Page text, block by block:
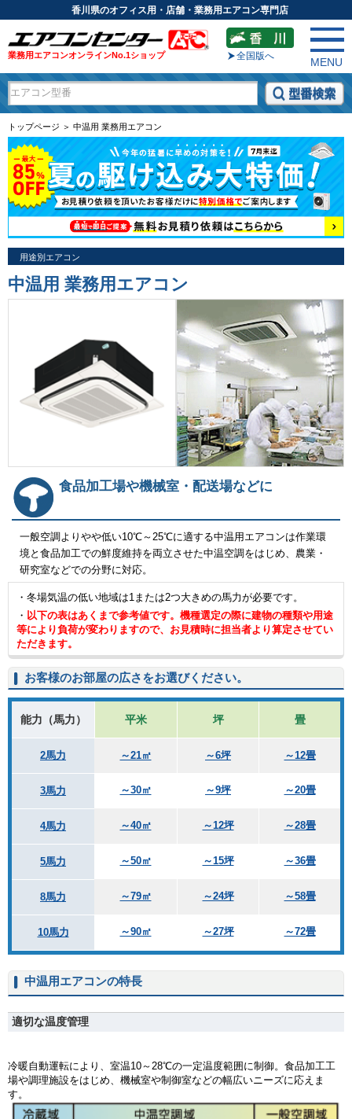
香川県のオフィス用・店舗・業務用エアコン専門店
業務用エアコンオンラインNo.1ショップ 全国版へ
MENU
トップページ ＞ 中温用 業務用エアコン
用途別エアコン
中温用 業務用エアコン
食品加工場や機械室・配送場などに
一般空調よりやや低い10℃～25℃に適する中温用エアコンは作業環
境と食品加工での鮮度維持を両立させた中温空調をはじめ、農業・
研究室などでの分野に対応。
・冬場気温の低い地域は1または2つ大きめの馬力が必要です。
・ 以下の表はあくまで参考値です。機種選定の際に建物の種類や用途
等により負荷が変わりますので、お見積時に担当者より算定させてい
ただきます。
お客様のお部屋の広さをお選びください。
能力（馬力） 平米 坪 畳
2馬力 ～21㎡ ～6坪 ～12畳
3馬力 ～30㎡ ～9坪 ～20畳
4馬力 ～40㎡ ～12坪 ～28畳
5馬力 ～50㎡ ～15坪 ～36畳
8馬力 ～79㎡ ～24坪 ～58畳
10馬力 ～90㎡ ～27坪 ～72畳
中温用エアコンの特長
適切な温度管理
冷暖自動運転により、室温10～28℃の一定温度範囲に制御。食品加工工
場や調理施設をはじめ、機械室や制御室などの幅広いニーズに応えま
す。